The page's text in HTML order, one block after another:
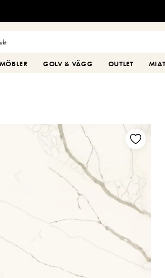
GOLV & VÄGG OUTLET